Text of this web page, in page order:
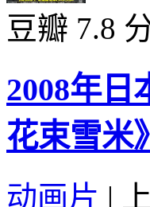
豆瓣 7.8
2008年日
花束雪米
动画片 |